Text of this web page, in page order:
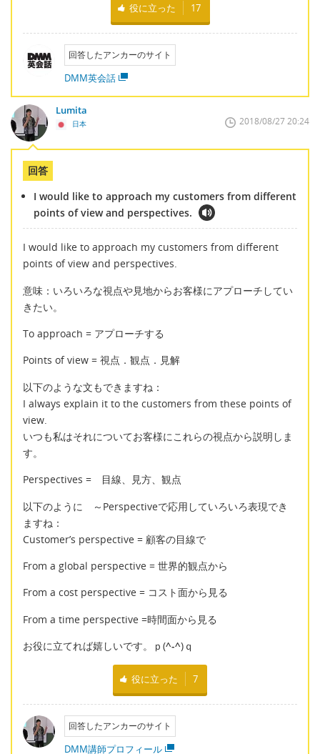
役に立った 17
回答したアンカーのサイト
DMM英会話
Lumita
日本 2018/08/27 20:24
回答
I would like to approach my customers from different
points of view and perspectives.
I would like to approach my customers from different
points of view and perspectives.
意味：いろいろな視点や見地からお客様にアプローチしてい
きたい。
To approach = アプローチする
Points of view = 視点．観点．見解
以下のような文もできますね：
I always explain it to the customers from these points of
view.
いつも私はそれについてお客様にこれらの視点から説明しま
す。
Perspectives = 目線、見方、観点
以下のように ～Perspectiveで応用していろいろ表現でき
ますね：
Customer’s perspective = 顧客の目線で
From a global perspective = 世界的観点から
From a cost perspective = コスト面から見る
From a time perspective =時間面から見る
お役に立てれば嬉しいです。ｐ(^-^)ｑ
役に立った 7
回答したアンカーのサイト
DMM講師プロフィール